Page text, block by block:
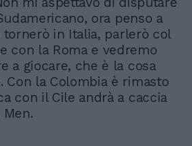
ora penso a
tornerò in Italia, parlerò col
con la Roma e vedremo
a giocare, che è la cosa
Con la Colombia è rimasto
con il Cile andrà a caccia